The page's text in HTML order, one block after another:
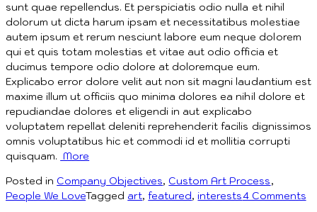
sunt quae repellendus. Et perspiciatis odio nulla et nihil
dolorum ut dicta harum ipsam et necessitatibus molestiae
autem ipsum et rerum nesciunt labore eum neque dolorem
qui et quis totam molestias et vitae aut odio officia et
ducimus tempore odio dolore at doloremque eum.
Explicabo error dolore velit aut non sit magni laudantium est
maxime illum ut officiis quo minima dolores ea nihil dolore et
repudiandae dolores et eligendi in aut explicabo
voluptatem repellat deleniti reprehenderit facilis dignissimos
omnis voluptatibus hic et commodi id et mollitia corrupti
quisquam. More
Posted in Company Objectives, Custom Art Process,
People We LoveTagged art,featured,interests4 Comments